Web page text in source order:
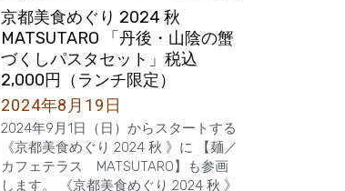
京都美食めぐり 2024 秋
MATSUTARO 「丹後・山陰の蟹
づくしパスタセット」税込
2,000円（ランチ限定）
2024年8月19日
2024年9月1日（日）からスタートする
《京都美食めぐり 2024 秋 》に 【麺／
カフェテラス MATSUTARO】も参画
します。 《京都美食めぐり 2024 秋 》